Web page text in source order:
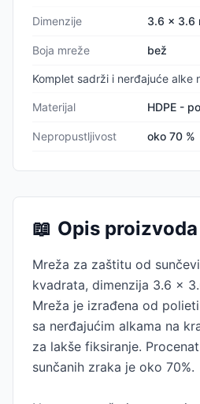
Dimenzije 3.6 x 3.6
Boja mreže bež
Komplet sadrži i nerđajuće alke
Materijal HDPE -
Nepropustljivost oko 70 %
📖 Opis proizvoda
Mreža za zaštitu od
kvadrata, dimenzija 3.6 x
Mreža je izrađena od
sa nerđajućim alkama na
za lakše fiksiranje.
sunčanih zraka je oko 70%.